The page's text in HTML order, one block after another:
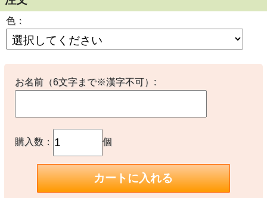
色：
お名前（6文字まで※漢字不可）:
購入数： 個